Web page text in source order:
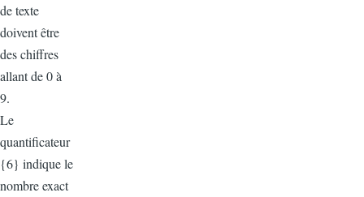
de texte
doivent être
des chiffres
allant de 0 à
9.
Le
quantificateur
{6} indique le
nombre exact